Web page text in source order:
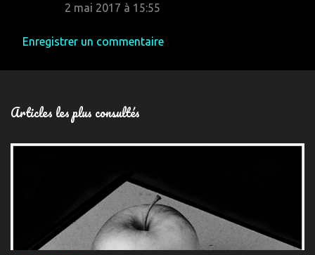
2 mai 2017 à 15:55
Enregistrer un commentaire
Articles les plus consultés